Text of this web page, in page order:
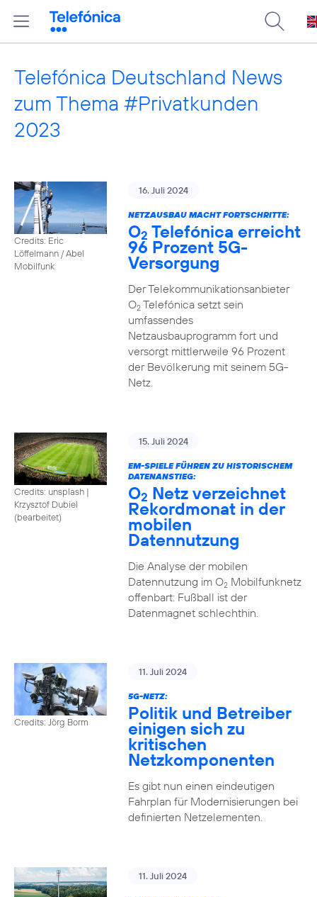
Telefónica Deutschland News
zum Thema #Privatkunden
2023
Credits: Eric
Löffelmann / Abel
Mobilfunk
16. Juli 2024
NETZAUSBAU MACHT FORTSCHRITTE:
O2 Telefónica erreicht
96 Prozent 5G-
Versorgung
Der Telekommunikationsanbieter
O2Telefónica setzt sein
umfassendes
Netzausbauprogramm fort und
versorgt mittlerweile 96 Prozent
der Bevölkerung mit seinem 5G-
Netz.
Credits: unsplash |
Krzysztof Dubiel
(bearbeitet)
15. Juli 2024
EM-SPIELE FÜHREN ZU HISTORISCHEM
DATENANSTIEG:
O2 Netz verzeichnet
Rekordmonat in der
mobilen
Datennutzung
Die Analyse der mobilen
Datennutzung im O2Mobilfunknetz
offenbart: Fußball ist der
Datenmagnet schlechthin.
Credits: Jörg Borm
11. Juli 2024
5G-NETZ:
Politik und Betreiber
einigen sich zu
kritischen
Netzkomponenten
Es gibt nun einen eindeutigen
Fahrplan für Modernisierungen bei
definierten Netzelementen.
11. Juli 2024